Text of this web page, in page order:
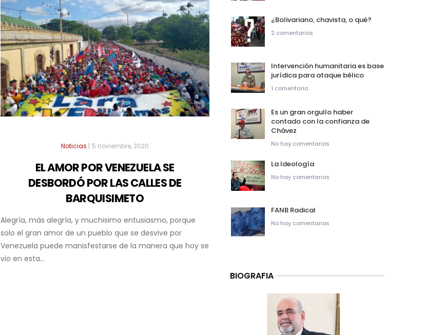
Noticias | 5 noviembre, 2020
EL AMOR POR VENEZUELA SE
DESBORDÓ POR LAS CALLES DE
BARQUISIMETO
Alegría, más alegría, y muchisimo entusiasmo, porque
solo el gran amor de un pueblo que se desvive por
Venezuela puede manisfestarse de la manera que hoy se
vio en esta...
¿Bolivariano, chavista, o qué?
2 comentarios
Intervención humanitaria es base
jurídica para ataque bélico
1 comentario
Es un gran orgullo haber
contado con la confianza de
Chávez
No hay comentarios
La Ideología
No hay comentarios
FANB Radical
No hay comentarios
BIOGRAFIA